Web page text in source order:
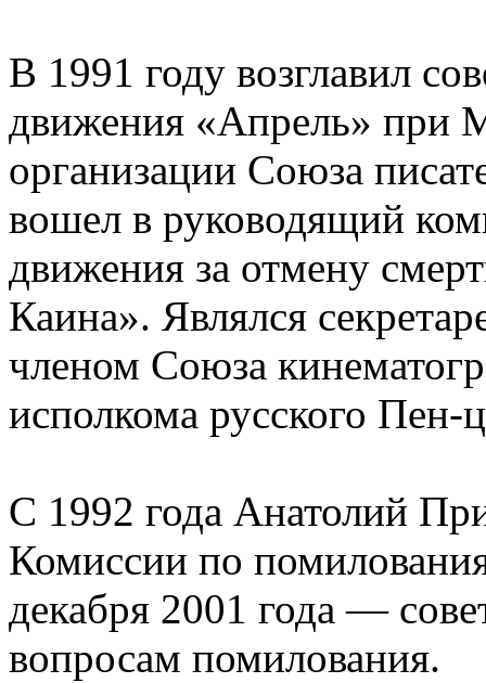
В 1991 году возглавил
движения «Апрель» при
организации Союза
вошел в руководящий
движения за отмену
Каина». Являлся
членом Союза
исполкома русского Пен-
С 1992 года Анатолий
Комиссии по
декабря 2001 года —
вопросам помилования.